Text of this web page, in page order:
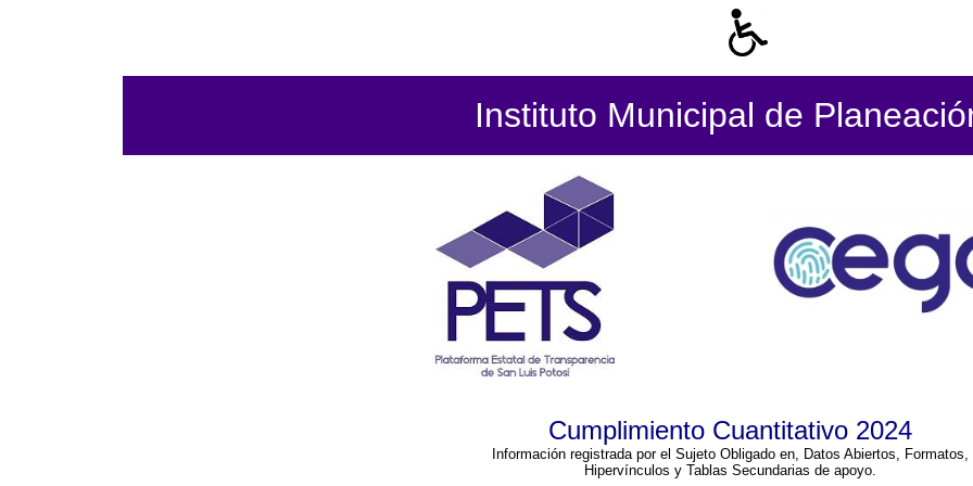
Instituto Municipal de
Cumplimiento Cuantitativo 2024
Información registrada por el Sujeto Obligado en, Datos Abiertos, Formatos,
Hipervínculos y Tablas Secundarias de apoyo.